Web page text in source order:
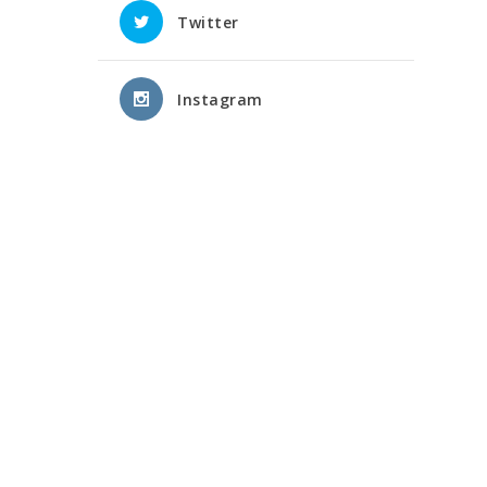
Twitter
Instagram